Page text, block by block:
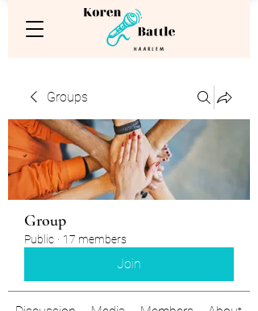
Groups
Group
Public · 17 members
Join